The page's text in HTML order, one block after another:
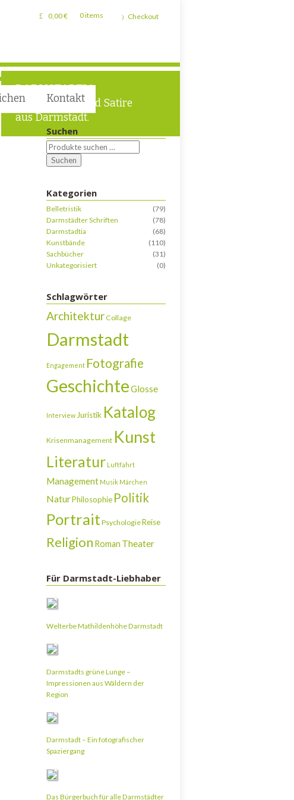
0,00€ 0 items Checkout
DARMSTADTIA
Roman, Lyrik und Satire
aus Darmstadt.
Kontakt
Suchen
Suchen
Kategorien
Belletristik
(79)
Darmstädter Schriften
(78)
Darmstadtia
(68)
Kunstbände
(110)
Sachbücher
(31)
Unkategorisiert
(0)
Schlagwörter
ArchitekturCollage
Darmstadt
Engagement Fotografie
GeschichteGlosse
Interview Juristik Katalog
Krisenmanagement Kunst
Literatur Luftfahrt
Management Musik Märchen
NaturPhilosophie Politik
Portrait PsychologieReise
Religion Roman Theater
Für Darmstadt-Liebhaber
Welterbe Mathildenhöhe Darmstadt
Darmstadts grüne Lunge –
Impressionen aus Wäldern der
Region
Darmstadt – Ein fotografischer
Spaziergang
Das Bürgerbuch für alle Darmstädter